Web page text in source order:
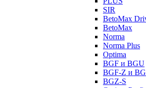
SIR
BetoMax
BetoMax
Norma
Norma Plus
Optima
BGF и BGU
BGF-Z и
BGZ-S